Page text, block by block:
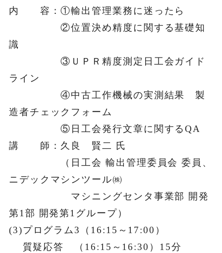
内 容：①輸出管理業務に迷ったら
②位置決め精度に関する基礎知
識
③ＵＰＲ精度測定日工会ガイド
ライン
④中古工作機械の実測結果 製
造者チェックフォーム
⑤日工会発行文章に関するQA
講 師：久良 賢二 氏
（日工会 輸出管理委員会 委員、
ニデックマシンツール㈱
マシニングセンタ事業部 開発
第1部 開発第1グループ）
(3)プログラム3（16:15～17:00）
質疑応答 （16:15～16:30）15分